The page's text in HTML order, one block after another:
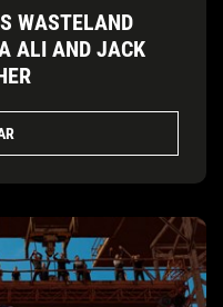
WASTELAND
ALI AND JACK